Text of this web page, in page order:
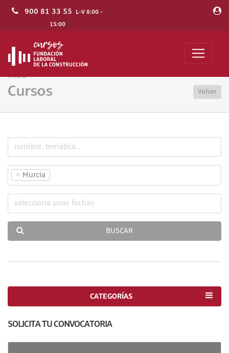
900 81 33 55 L-V 8:00 -
15:00
Inicio
Cursos Volver
× Murcia
BUSCAR
CATEGORÍAS
SOLICITA TU CONVOCATORIA